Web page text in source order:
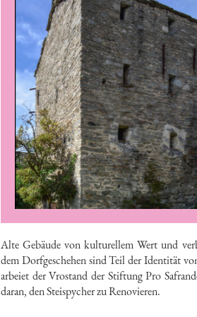
Alte Gebäude von kulturellem Wert und
dem Dorfgeschehen sind Teil der Identität
arbeiet der Vrostand der Stiftung Pro
daran, den Steispycher zu Renovieren.